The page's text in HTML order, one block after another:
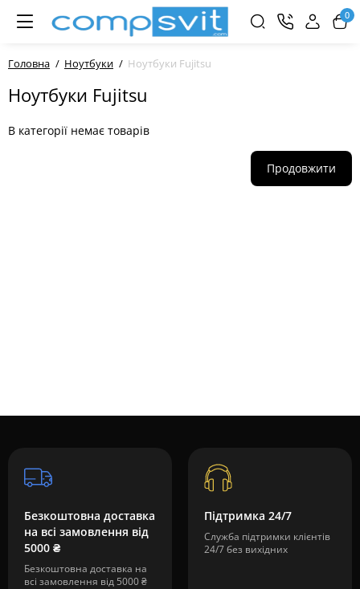
0
Головна Ноутбуки Ноутбуки Fujitsu
Ноутбуки Fujitsu
В категорії немає товарів
Продовжити
Безкоштовна доставка
на всі замовлення від
5000 ₴
Безкоштовна доставка на
всі замовлення від 5000 ₴
Підтримка 24/7
Служба підтримки клієнтів
24/7 без вихідних